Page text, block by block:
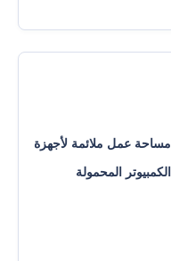
مساحة عمل ملائمة لأجهزة
الكمبيوتر المحمولة